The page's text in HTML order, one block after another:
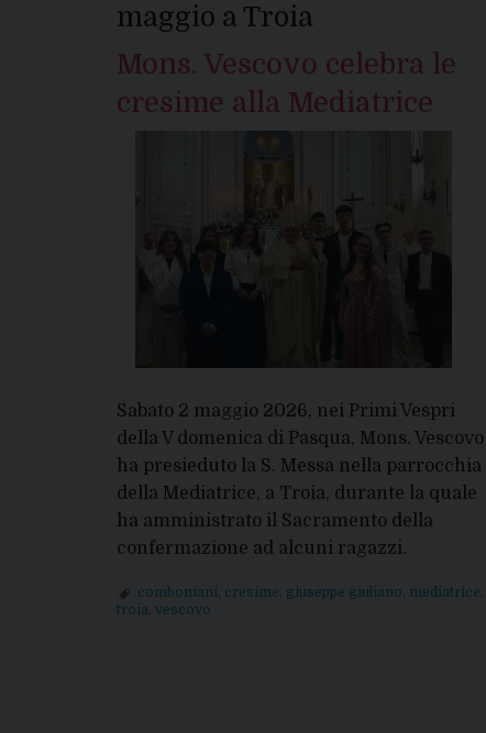
maggio a Troia
Mons. Vescovo celebra le
cresime alla Mediatrice
Sabato 2 maggio 2026, nei Primi Vespri
della V domenica di Pasqua, Mons. Vescovo
ha presieduto la S. Messa nella parrocchia
della Mediatrice, a Troia, durante la quale
ha amministrato il Sacramento della
confermazione ad alcuni ragazzi.
comboniani cresime giuseppe giuliano mediatrice
troia vescovo